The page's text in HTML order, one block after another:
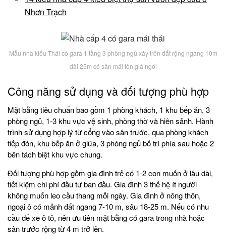
Nhơn Trạch
Mẫu nhà kiểu Thái có gara 1 tầng 3 phòng ngủ xây trên đất rộng ngang 10m
dài 25m có sân mái tôn giả ngói
Công năng sử dụng và đối tượng phù hợp
Mặt bằng tiêu chuẩn bao gồm 1 phòng khách, 1 khu bếp ăn, 3
phòng ngủ, 1-3 khu vực vệ sinh, phòng thờ và hiên sảnh. Hành
trình sử dụng hợp lý từ cổng vào sân trước, qua phòng khách
tiếp đón, khu bếp ăn ở giữa, 3 phòng ngủ bố trí phía sau hoặc 2
bên tách biệt khu vực chung.
Đối tượng phù hợp gồm gia đình trẻ có 1-2 con muốn ở lâu dài,
tiết kiệm chi phí đầu tư ban đầu. Gia đình 3 thế hệ ít người
không muốn leo cầu thang mỗi ngày. Gia đình ở nông thôn,
ngoại ô có mảnh đất ngang 7-10 m, sâu 18-25 m. Nếu có nhu
cầu để xe ô tô, nên ưu tiên mặt bằng có gara trong nhà hoặc
sân trước rộng từ 4 m trở lên.